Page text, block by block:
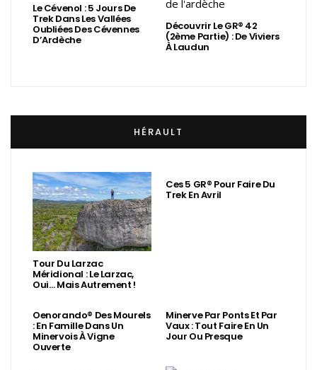
Le Cévenol : 5 Jours De
Trek Dans Les Vallées
Oubliées Des Cévennes
D’Ardèche
Découvrir Le GR® 42
(2ème Partie) : De Viviers
À Laudun
HÉRAULT
Tour Du Larzac
Méridional : Le Larzac,
Oui… Mais Autrement !
Ces 5 GR® Pour Faire Du
Trek En Avril
Oenorando® Des Mourels
: En Famille Dans Un
Minervois À Vigne
Ouverte
Minerve Par Ponts Et Par
Vaux : Tout Faire En Un
Jour Ou Presque